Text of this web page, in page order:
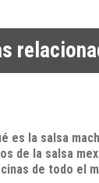
es la salsa
de la salsa
de todo el